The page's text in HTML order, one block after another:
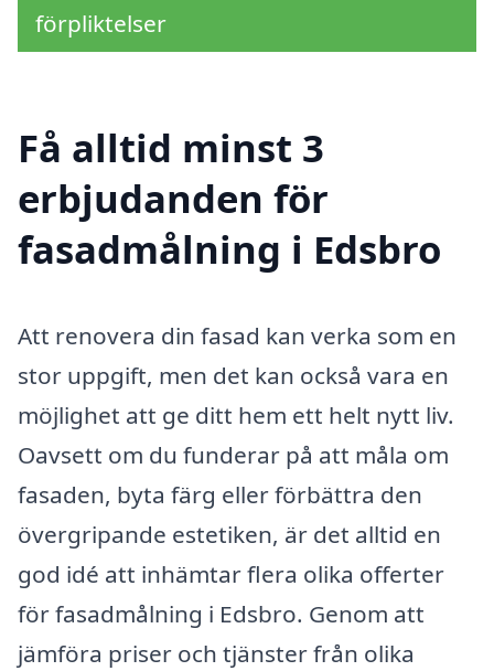
förpliktelser
Få alltid minst 3
erbjudanden för
fasadmålning i Edsbro
Att renovera din fasad kan verka som en
stor uppgift, men det kan också vara en
möjlighet att ge ditt hem ett helt nytt liv.
Oavsett om du funderar på att måla om
fasaden, byta färg eller förbättra den
övergripande estetiken, är det alltid en
god idé att inhämtar flera olika offerter
för fasadmålning i Edsbro. Genom att
jämföra priser och tjänster från olika